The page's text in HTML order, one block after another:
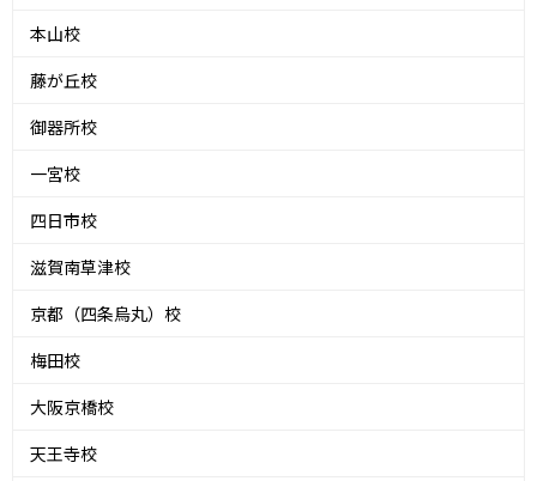
本山校
藤が丘校
御器所校
一宮校
四日市校
滋賀南草津校
京都（四条烏丸）校
梅田校
大阪京橋校
天王寺校